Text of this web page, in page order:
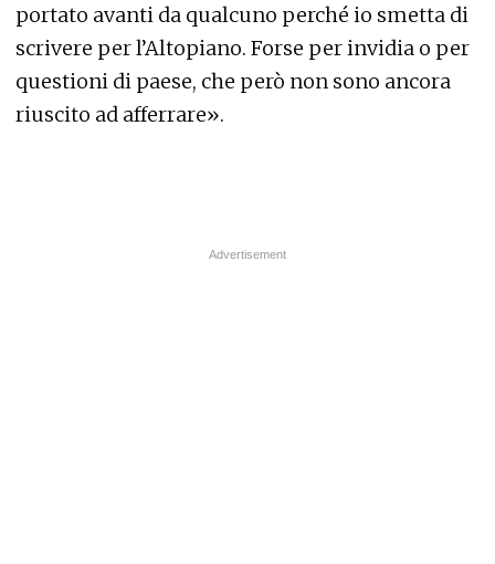
portato avanti da qualcuno perché io smetta di
scrivere per l’Altopiano. Forse per invidia o per
questioni di paese, che però non sono ancora
riuscito ad afferrare».